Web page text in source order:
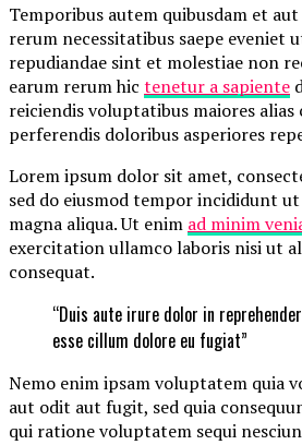
Temporibus autem quibusdam et
rerum necessitatibus saepe eveniet
repudiandae sint et molestiae non
earum rerum hic tenetur a sapiente
reiciendis voluptatibus maiores alias
perferendis doloribus asperiores
Lorem ipsum dolor sit amet,
sed do eiusmod tempor incididunt
magna aliqua. Ut enim ad minim
exercitation ullamco laboris nisi ut
consequat.
“Duis aute irure dolor in
esse cillum dolore eu fugiat”
Nemo enim ipsam voluptatem quia
aut odit aut fugit, sed quia
qui ratione voluptatem sequi